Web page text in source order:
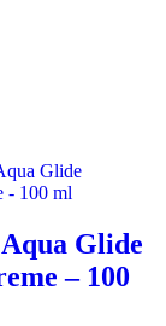
Glide
– 100